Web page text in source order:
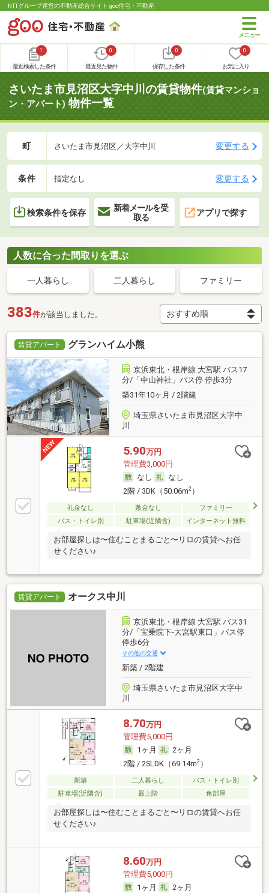
NTTグループ運営の不動産総合サイト goo住宅・不動産
1
最近検索した条件
0
最近見た物件
0
保存した条件
0
お気に入り
さいたま市見沼区大字中川の賃貸物件(賃貸マンショ
ン・アパート) 物件一覧
町 さいたま市見沼区／大字中川 変更する
条件 指定なし 変更する
検索条件を保存
新着メールを受
取る
アプリで探す
人数に合った間取りを選ぶ
一人暮らし 二人暮らし ファミリー
383件が該当しました。
賃貸アパート グランハイム小熊
京浜東北・根岸線 大宮駅 バス17
分/「中山神社」バス停 停歩3分
築31年10ヶ月 / 2階建
埼玉県さいたま市見沼区大字中
川
5.90万円
管理費3,000円
なし
なし
2階 / 3DK（50.06m2）
礼金なし 敷金なし
ファミリー
バス・トイレ別
駐車場(近隣含) インターネット無料
お部屋探しは〜住むことまるごと〜リロの賃貸へお任
せください♪
賃貸アパート オークス中川
京浜東北・根岸線 大宮駅 バス31
分/「宝乗院下-大宮駅東口」バス停
停歩6分
その他の交通
新築 / 2階建
埼玉県さいたま市見沼区大字中
川
8.70万円
管理費5,000円
1ヶ月
2ヶ月
2階 / 2SLDK（69.14m2）
新築 二人暮らし
バス・トイレ別
駐車場(近隣含)
最上階 角部屋
お部屋探しは〜住むことまるごと〜リロの賃貸へお任
せください♪
8.60万円
管理費5,000円
1ヶ月
2ヶ月